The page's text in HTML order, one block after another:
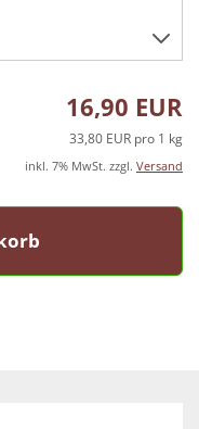
16,90 EUR
33,80 EUR pro 1 kg
inkl. 7% MwSt. zzgl. Versand